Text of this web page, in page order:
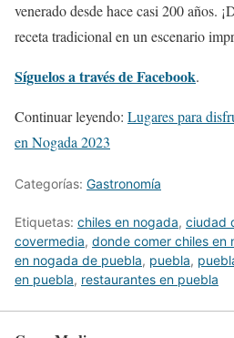
venerado desde hace casi 200 años.
receta tradicional en un escenario
Síguelos a través de Facebook.
Continuar leyendo: Lugares para
en Nogada 2023
Categorías: Gastronomía
Etiquetas: chiles en nogada, ciudad
covermedia, donde comer chiles en
en nogada de puebla, puebla,
en puebla, restaurantes en puebla